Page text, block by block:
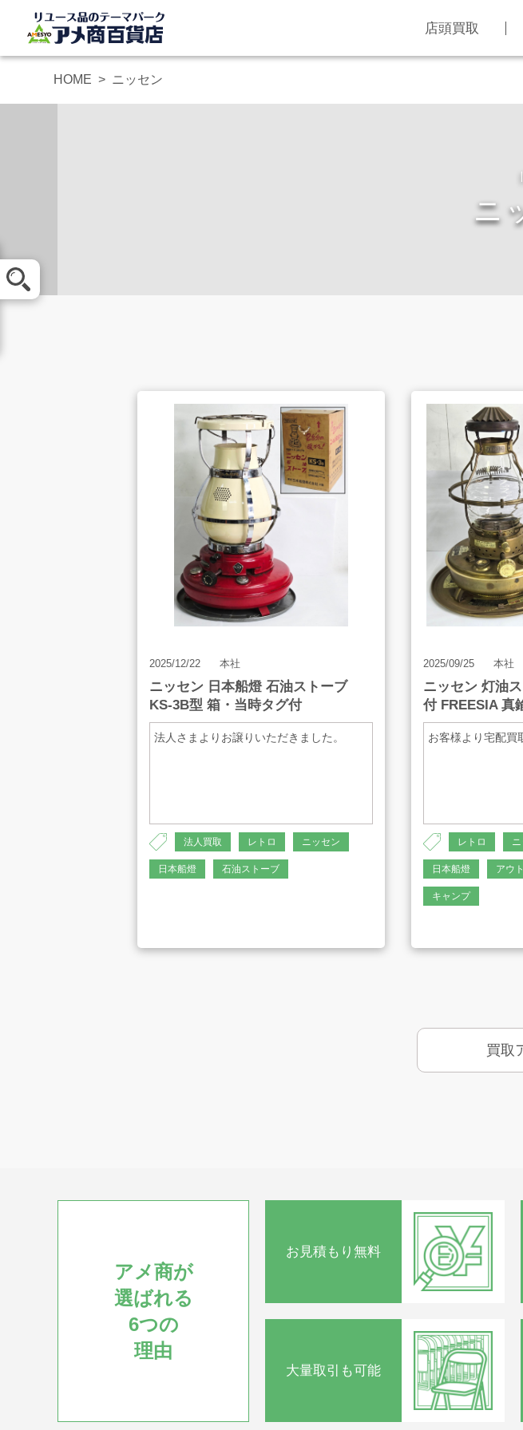
店頭買取
お客様の声 よくあるご
店舗案内 販売のご案
お知らせ AMESYO
お問合せ
プライバシーポリシー 古物営業法に基づく表示 サイトマップ
HOME ニッセン
ニ
2025/12/22 本社
ニッセン 日本船燈 石油ストーブ
KS-3B型 箱・当時タグ付
法人さまよりお譲りいただきました。
法人買取 レトロ ニッセン
日本船燈 石油ストーブ
2025/09/25 本社
ニッセン 灯油
付 FREESIA 真
お客様より宅配買
レトロ
日本船燈 アウ
キャンプ
買取
アメ商が
選ばれる
6つの
理由
お見積もり無料
大量取引も可能